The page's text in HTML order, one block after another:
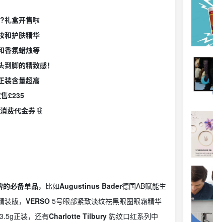
礼盒开售啦
和护肤精华
香氛蜡烛等
脚的精致感！
装含量超高
£235
费代金券哦
的必备单品，比如Augustinus Bader德国AB赋能生
版， VERSO 5号眼部紧致淡纹祛黑眼圈眼霜精华
正装，还有Charlotte Tilbury 豹纹口红系列中